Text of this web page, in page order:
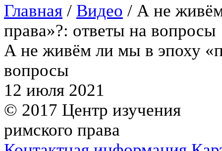
Главная / Видео / А не
права»?: ответы на вопросы
А не живём ли мы в эпоху
вопросы
12 июля 2021
© 2017 Центр изучения
римского права